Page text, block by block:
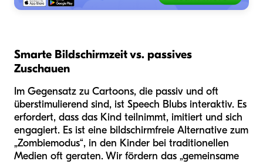
Smarte Bildschirmzeit vs. passives
Zuschauen
Im Gegensatz zu Cartoons, die passiv und oft
überstimulierend sind, ist Speech Blubs interaktiv. Es
erfordert, dass das Kind teilnimmt, imitiert und sich
engagiert. Es ist eine bildschirmfreie Alternative zum
„Zombiemodus“, in den Kinder bei traditionellen
Medien oft geraten. Wir fördern das „gemeinsame